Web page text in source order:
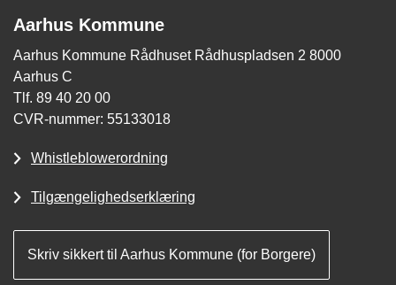
Aarhus Kommune
Aarhus Kommune Rådhuset Rådhuspladsen 2 8000
Aarhus C
Tlf. 89 40 20 00
CVR-nummer: 55133018
Whistleblowerordning
Tilgængelighedserklæring
Skriv sikkert til Aarhus Kommune (for Borgere)